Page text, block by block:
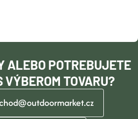
ALEBO POTREBUJETE
VÝBEROM TOVARU?